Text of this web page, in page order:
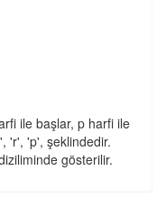
ile başlar, p harfi ile
'r', 'p', şeklindedir.
gösterilir.